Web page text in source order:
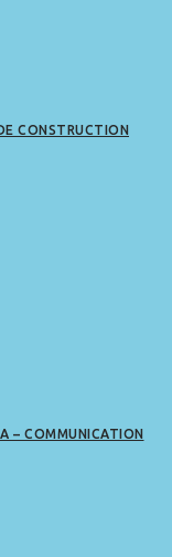
CONSTRUCTION
– COMMUNICATION